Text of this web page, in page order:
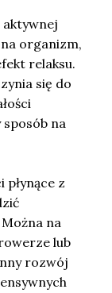
organizm,
relaksu.
się do
sposób na
z
na
lub
rozwój